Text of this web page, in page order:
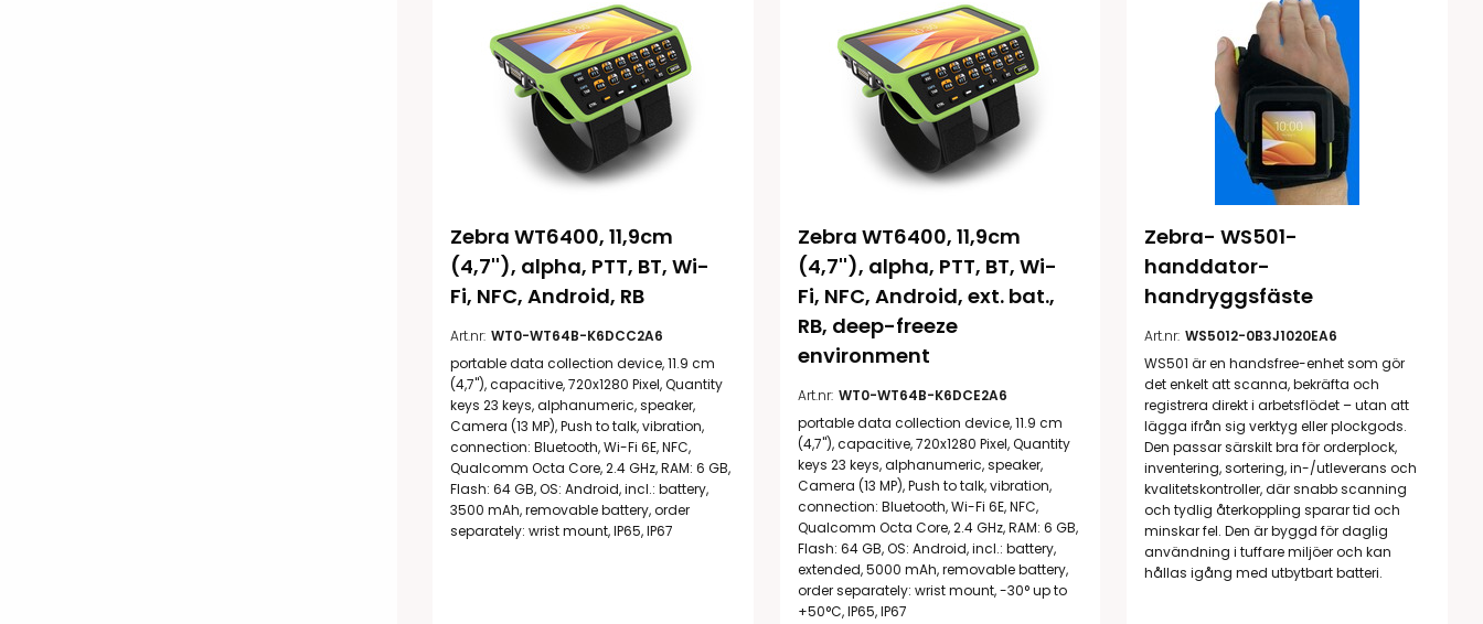
Zebra WT6400, 11,9cm
(4,7''), alpha, PTT, BT, Wi-
Fi, NFC, Android, RB
Art.nr: WT0-WT64B-K6DCC2A6
portable data collection device, 11.9 cm
(4,7''), capacitive, 720x1280 Pixel, Quantity
keys 23 keys, alphanumeric, speaker,
Camera (13 MP), Push to talk, vibration,
connection: Bluetooth, Wi-Fi 6E, NFC,
Qualcomm Octa Core, 2.4 GHz, RAM: 6 GB,
Flash: 64 GB, OS: Android, incl.: battery,
3500 mAh, removable battery, order
separately: wrist mount, IP65, IP67
Zebra WT6400, 11,9cm
(4,7''), alpha, PTT, BT, Wi-
Fi, NFC, Android, ext. bat.,
RB, deep-freeze
environment
Art.nr: WT0-WT64B-K6DCE2A6
portable data collection device, 11.9 cm
(4,7''), capacitive, 720x1280 Pixel, Quantity
keys 23 keys, alphanumeric, speaker,
Camera (13 MP), Push to talk, vibration,
connection: Bluetooth, Wi-Fi 6E, NFC,
Qualcomm Octa Core, 2.4 GHz, RAM: 6 GB,
Flash: 64 GB, OS: Android, incl.: battery,
extended, 5000 mAh, removable battery,
order separately: wrist mount, -30° up to
+50°C, IP65, IP67
Zebra- WS501-
handdator-
handryggsfäste
Art.nr: WS5012-0B3J1020EA6
WS501 är en handsfree-enhet som gör
det enkelt att scanna, bekräfta och
registrera direkt i arbetsflödet – utan att
lägga ifrån sig verktyg eller plockgods.
Den passar särskilt bra för orderplock,
inventering, sortering, in-/utleverans och
kvalitetskontroller, där snabb scanning
och tydlig återkoppling sparar tid och
minskar fel. Den är byggd för daglig
användning i tuffare miljöer och kan
hållas igång med utbytbart batteri.